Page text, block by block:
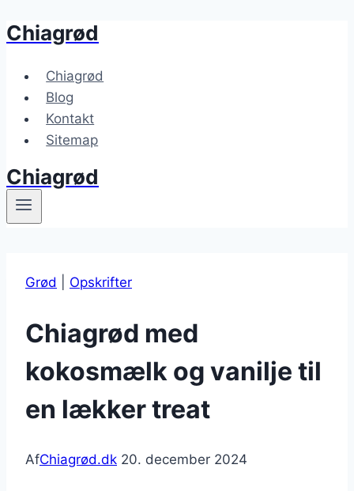
Fortsæt
indhold
Chiagrød
Chiagrød
Blog
Kontakt
Sitemap
Chiagrød
Grød Opskrifter
Chiagrød med
kokosmælk og vanilje til
en lækker treat
AfChiagrød.dk 20. december 2024